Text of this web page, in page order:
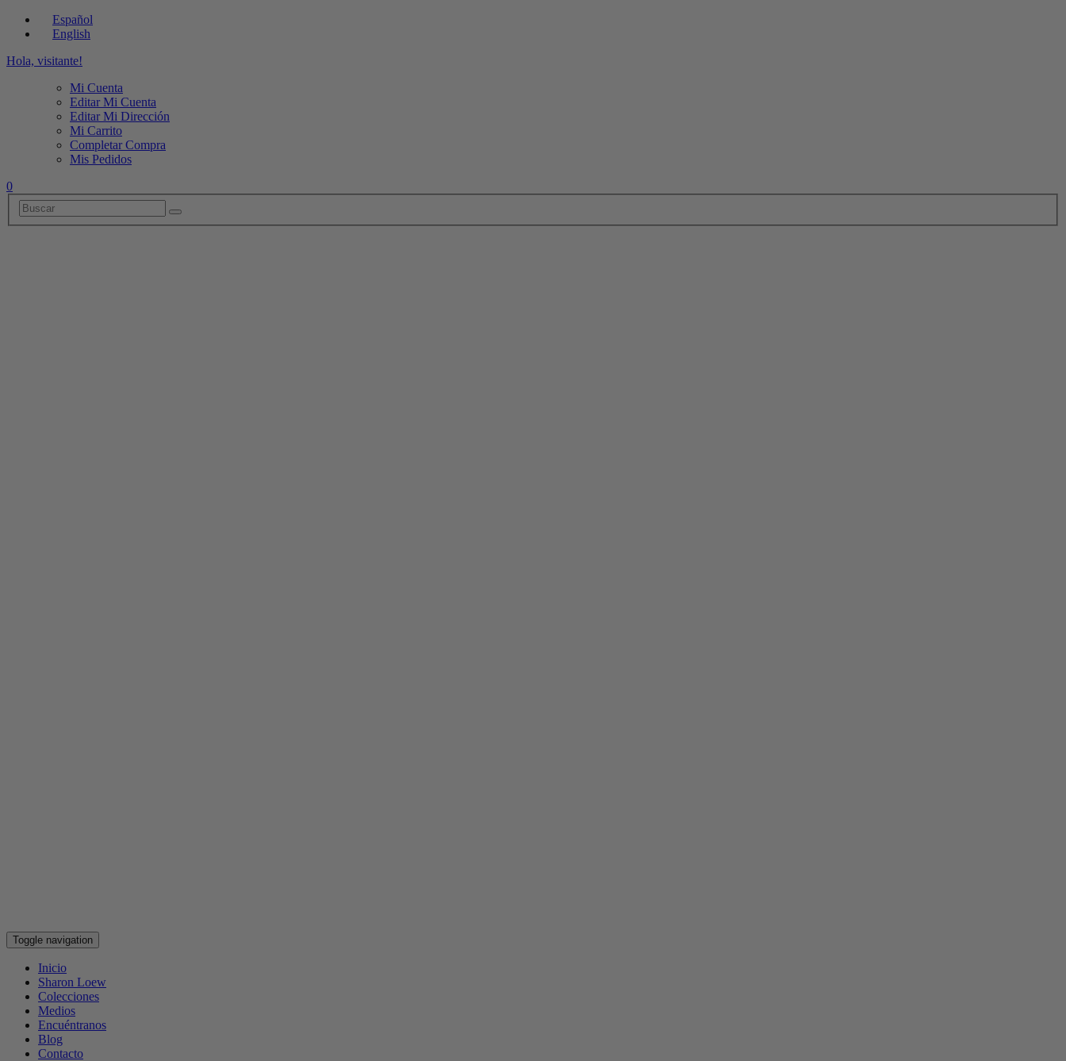
Español
English
Hola, visitante!
Mi Cuenta
Editar Mi Cuenta
Editar Mi Dirección
Mi Carrito
Completar Compra
Mis Pedidos
0
Toggle navigation
Inicio
Sharon Loew
Colecciones
Medios
Encuéntranos
Blog
Contacto